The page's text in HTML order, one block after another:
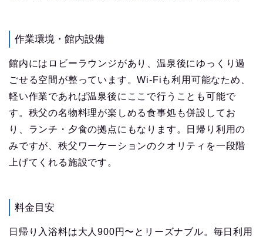
作業環境・館内設備
館内にはロビーラウンジがあり、温泉後にゆっくり過
ごせる空間が整っています。Wi-Fiも利用可能なため、
軽い作業であれば温泉後にここで行うことも可能で
す。秩父の名物料理が楽しめる食事処も併設してお
り、ランチ・夕食の拠点にもなります。日帰り利用の
みですが、秩父ワーケーションのクオリティを一段階
上げてくれる施設です。
料金目安
日帰り入浴料は大人900円〜とリーズナブル。毎日利用